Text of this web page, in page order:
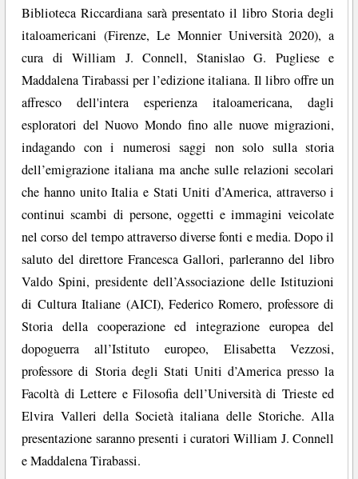
Biblioteca Riccardiana sarà presentato il libro Storia degli
italoamericani (Firenze, Le Monnier Università 2020), a
cura di William J. Connell, Stanislao G. Pugliese e
Maddalena Tirabassi per l’edizione italiana. Il libro offre un
affresco dell'intera esperienza italoamericana, dagli
esploratori del Nuovo Mondo fino alle nuove migrazioni,
indagando con i numerosi saggi non solo sulla storia
dell’emigrazione italiana ma anche sulle relazioni secolari
che hanno unito Italia e Stati Uniti d’America, attraverso i
continui scambi di persone, oggetti e immagini veicolate
nel corso del tempo attraverso diverse fonti e media. Dopo il
saluto del direttore Francesca Gallori, parleranno del libro
Valdo Spini, presidente dell’Associazione delle Istituzioni
di Cultura Italiane (AICI), Federico Romero, professore di
Storia della cooperazione ed integrazione europea del
dopoguerra all’Istituto europeo, Elisabetta Vezzosi,
professore di Storia degli Stati Uniti d’America presso la
Facoltà di Lettere e Filosofia dell’Università di Trieste ed
Elvira Valleri della Società italiana delle Storiche. Alla
presentazione saranno presenti i curatori William J. Connell
e Maddalena Tirabassi.